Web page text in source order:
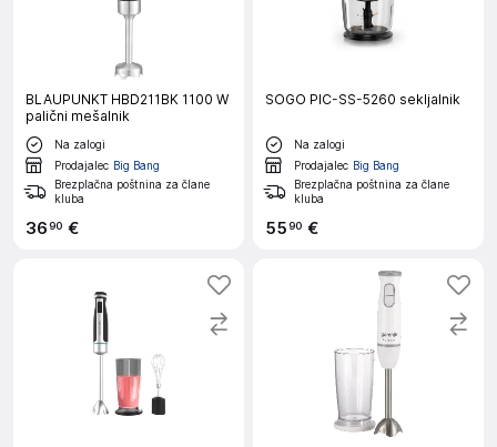
BLAUPUNKT HBD211BK 1100 W
palični mešalnik
Na zalogi
Prodajalec Big Bang
Brezplačna poštnina za člane
kluba
3690 €
SOGO PIC-SS-5260 sekljalnik
Na zalogi
Prodajalec Big Bang
Brezplačna poštnina za člane
kluba
5590 €